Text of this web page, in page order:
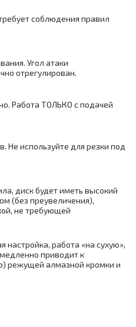
соблюдения правил
Угол атаки
отрегулирован.
Работа ТОЛЬКО с подачей
Не используйте для резки под
диск будет иметь высокий
(без преувеличения),
не требующей
работа «на сухую»,
приводит к
режущей алмазной кромки и